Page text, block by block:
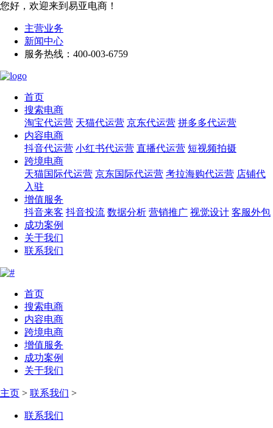
您好，欢迎来到易亚电商！
主营业务
新闻中心
服务热线：400-003-6759
首页
搜索电商
淘宝代运营 天猫代运营 京东代运营 拼多多代运营
内容电商
抖音代运营 小红书代运营 直播代运营 短视频拍摄
跨境电商
天猫国际代运营 京东国际代运营 考拉海购代运营 店铺代
入驻
增值服务
抖音来客 抖音投流 数据分析 营销推广 视觉设计 客服外包
成功案例
关于我们
联系我们
首页
搜索电商
内容电商
跨境电商
增值服务
成功案例
关于我们
主页 > 联系我们 >
联系我们